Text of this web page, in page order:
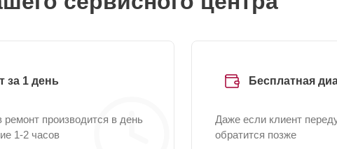
за 1 день
ремонт производится в день
1-2 часов
Бесплатная
Даже если клиент
обратится позже